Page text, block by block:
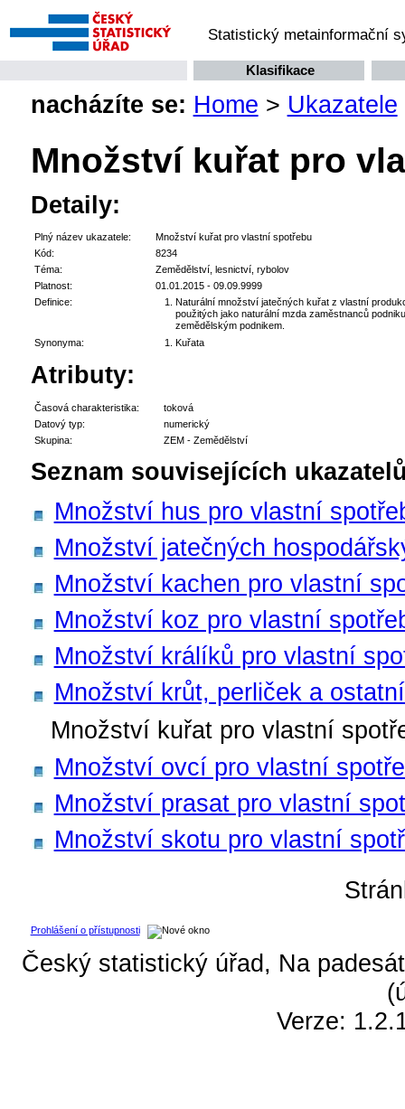
Statistický metainformační
Klasifikace
nacházíte se: Home > Ukazatele
Množství kuřat pro
Detaily:
Plný název ukazatele:
Množství kuřat pro vlastní spotřebu
Kód:
8234
Téma:
Zemědělství, lesnictví, rybolov
Platnost:
01.01.2015 - 09.09.9999
Definice:
Naturální množství jatečných kuřat z vlastní
použitých jako naturální mzda zaměstnanců
zemědělským podnikem.
Synonyma:
Kuřata
Atributy:
Časová charakteristika:
toková
Datový typ:
numerický
Skupina:
ZEM - Zemědělství
Seznam souvisejících
Množství hus pro vlastní
Množství jatečných
Množství kachen pro vlastní
Množství koz pro vlastní
Množství králíků pro vlastní
Množství krůt, perliček a
Množství kuřat pro vlastní
Množství ovcí pro vlastní
Množství prasat pro vlastní
Množství skotu pro vlastní
Prohlášení o přístupnosti
Český statistický úřad, Na
Verze: